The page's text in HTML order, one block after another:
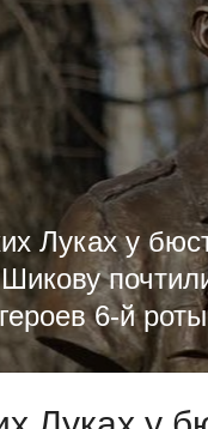
Луках у
6-й роты